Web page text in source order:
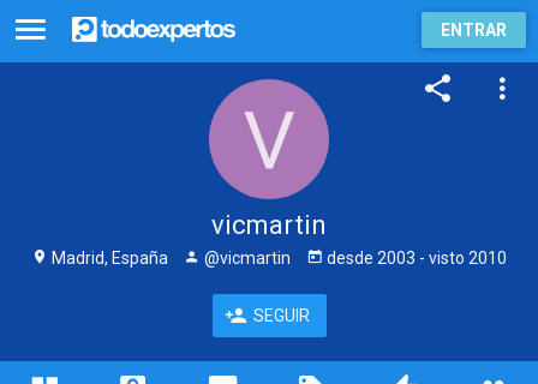
ENTRAR
vicmartin
Madrid, España @vicmartin desde 2003 - visto 2010
SEGUIR